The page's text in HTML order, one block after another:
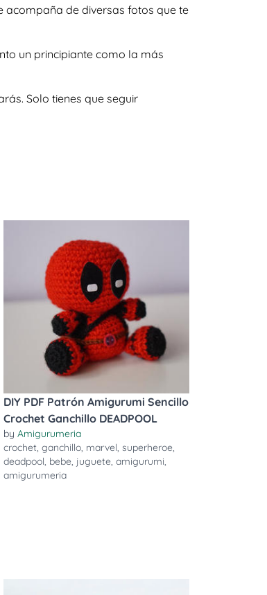
acompaña de diversas fotos que te
un principiante como la más
Solo tienes que seguir
DIY PDF Patrón Amigurumi Sencillo
Crochet Ganchillo DEADPOOL
by Amigurumeria
crochet, ganchillo, marvel, superheroe,
deadpool, bebe, juguete, amigurumi,
amigurumeria